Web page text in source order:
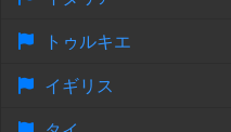
トゥルキエ
イギリス